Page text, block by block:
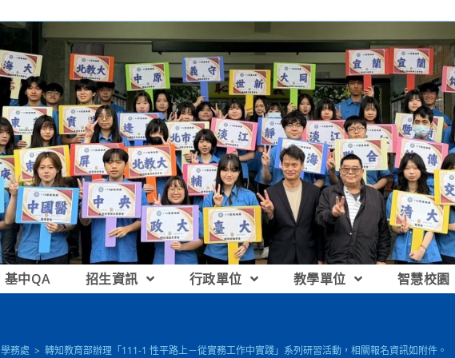
基中QA 招生資訊 行政單位 教學單位 智慧校園
學務處 > 轉知教育部辦理「111-1 性平路上－從實務工作中實踐」系列研習活動，相關報名資訊如附件。